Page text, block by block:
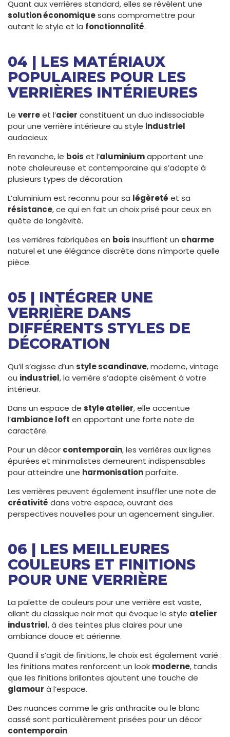
Quant aux verrières standard, elles se révèlent une
solution économiquesans compromettre pour
autant le style et la fonctionnalité.
04 | LES MATÉRIAUX
POPULAIRES POUR LES
VERRIÈRES INTÉRIEURES
Le verreet l’acier constituent un duo indissociable
pour une verrière intérieure au style industriel
audacieux.
En revanche, le bois et l’aluminiumapportent une
note chaleureuse et contemporaine qui s’adapte à
plusieurs types de décoration.
L’aluminium est reconnu pour sa légèreté et sa
résistance, ce qui en fait un choix prisé pour ceux en
quête de longévité.
Les verrières fabriquées en bois insufflent un charme
naturel et une élégance discrète dans n’importe quelle
pièce.
05 | INTÉGRER UNE
VERRIÈRE DANS
DIFFÉRENTS STYLES DE
DÉCORATION
Qu’il s’agisse d’un style scandinave, moderne, vintage
ou industriel, la verrière s’adapte aisément à votre
intérieur.
Dans un espace de style atelier, elle accentue
l’ambiance loft en apportant une forte note de
caractère.
Pour un décor contemporain, les verrières aux lignes
épurées et minimalistes demeurent indispensables
pour atteindre une harmonisationparfaite.
Les verrières peuvent également insuffler une note de
créativité dans votre espace, ouvrant des
perspectives nouvelles pour un agencement singulier.
06 | LES MEILLEURES
COULEURS ET FINITIONS
POUR UNE VERRIÈRE
La palette de couleurs pour une verrière est vaste,
allant du classique noir mat qui évoque le style atelier
industriel, à des teintes plus claires pour une
ambiance douce et aérienne.
Quand il s’agit de finitions, le choix est également varié :
les finitions mates renforcent un look moderne, tandis
que les finitions brillantes ajoutent une touche de
glamour à l’espace.
Des nuances comme le gris anthracite ou le blanc
cassé sont particulièrement prisées pour un décor
contemporain.